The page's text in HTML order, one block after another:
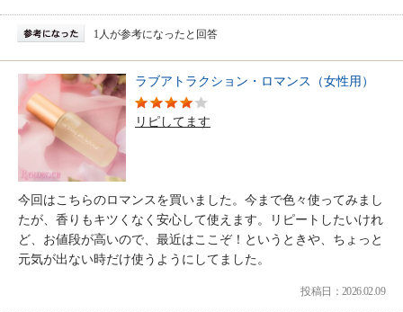
1人が参考になったと回答
ラブアトラクション・ロマンス（女性用）
リピしてます
今回はこちらのロマンスを買いました。今まで色々使ってみまし
たが、香りもキツくなく安心して使えます。リピートしたいけれ
ど、お値段が高いので、最近はここぞ！というときや、ちょっと
元気が出ない時だけ使うようにしてました。
投稿日：2026.02.09